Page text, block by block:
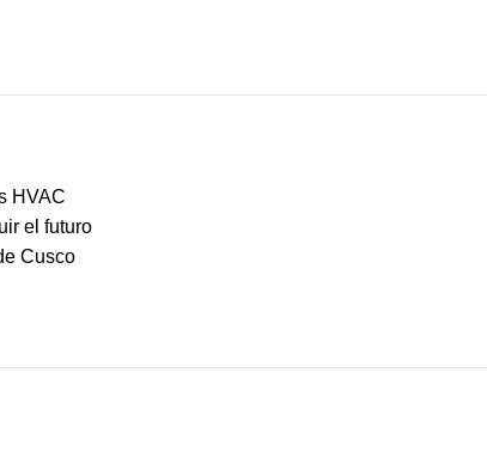
HVAC
el futuro
Cusco